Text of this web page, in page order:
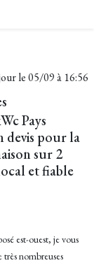
le05/09 à 16:56
Pays
devis pour la
sur 2
et fiable
est-ouest, je vous
très nombreuses